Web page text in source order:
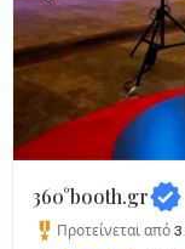
360°booth.gr
Προτείνεται από3